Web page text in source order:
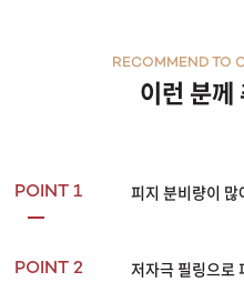
이런 분께
RECOMMEND TO
POINT 1 피지 분비량이
POINT 2 저자극 필링으로